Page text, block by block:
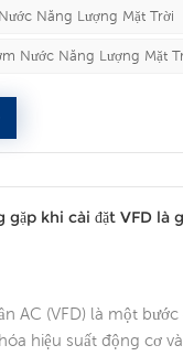
tốc độ động cơ, tối
động đáng tin cậy trong
Năng Lượng Mặt Trời
Nước Năng Lượng Mặt
gặp khi cài đặt VFD là
AC (VFD) là một
hiệu suất động cơ